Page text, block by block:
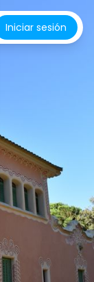
Iniciar sesión